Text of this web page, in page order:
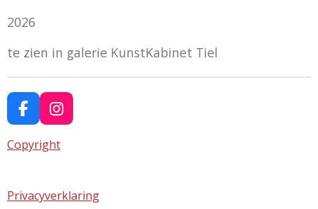
2026
te zien in galerie KunstKabinet Tiel
F
a
c
o
I
n
s
g
r
Copyright
Privacyverklaring